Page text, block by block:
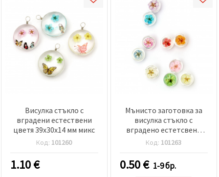
Висулка стъкло с
вградени естествени
цветя 39x30x14 мм микс
Код: 101260
1.10€
Мънисто заготовка за
висулка стъкло с
вградено естетсвено
цвете 12x11 мм микс
Код: 101263
0.50€ 1-9 бр.